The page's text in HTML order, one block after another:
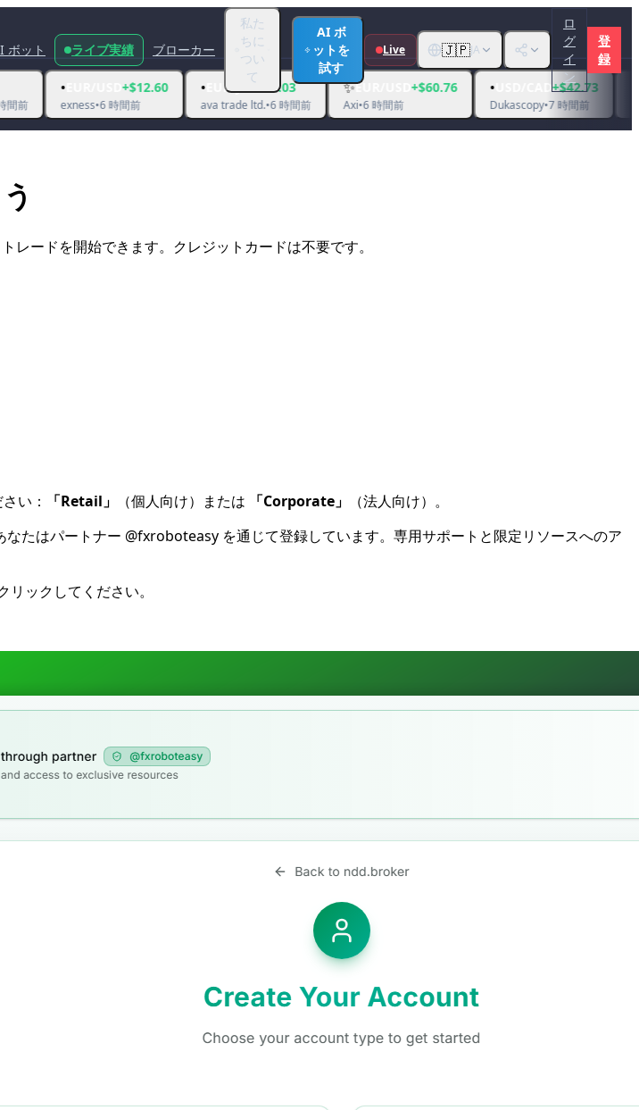
ボット ライブ実績 ブローカー
私た
ちに
つい
て
AI ボ
ットを
試す
Live 🇯🇵JA
ロ
グ
イ
ン
登
録
+$12.60
•6 時間前
•EUR/JPY +$9.03
ava trade ltd. 6 時間前
✨EUR/USD+$60.76
Axi•6 時間前
•USD/CAD +$42.73
7 時間前
•EUR/USD
Alpari•
ードを開始できます。クレジットカードは不要です。
い： 「Retail」 （個人向け）または 「Corporate」
（法人向け）。
なたはパートナー @fxroboteasy を通じて登録しています。専用サポートと限定リソースへのア
リックしてください。